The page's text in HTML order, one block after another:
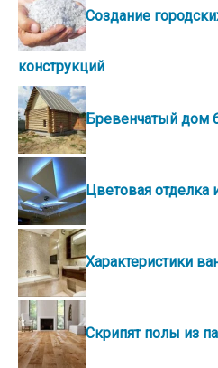
Создание
конструкций
Бревенчатый дом
Цветовая отделка
Характеристики
Скрипят полы из